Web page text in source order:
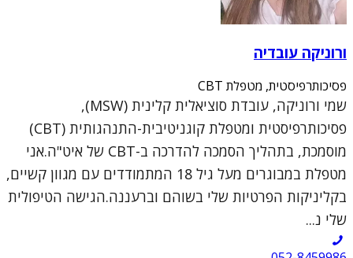
ורוניקה עובדיה
פסיכותרפיסטית, מטפלת CBT
שמי ורוניקה, עובדת סוציאלית קלינית (MSW),
פסיכותרפיסטית ומטפלת קוגניטיבית-התנהגותית (CBT)
מוסמכת, בתהליך הסמכה להדרכה ב-CBT של איט"ה.אני
מטפלת במבוגרים מעל גיל 18 המתמודדים עם מגוון קשיים,
בקליניקות הפרטיות שלי בשוהם וברעננה.הגישה הטיפולית
שלי נ...